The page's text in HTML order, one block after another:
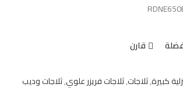
قارن
كبيرة,ثلاجات,ثلاجات فريزر علوي,ثلاجات وديب